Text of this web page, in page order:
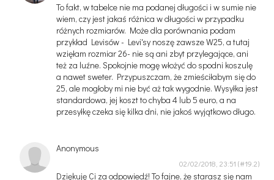
To fakt, w tabelce nie ma podanej długości i w sumie nie
wiem, czy jest jakaś różnica w długości w przypadku
różnych rozmiarów. Może dla porównania podam
przykład Levisów - Levi'sy noszę zawsze W25, a tutaj
wzięłam rozmiar 26- nie są ani zbyt przylegające, ani
też za luźne. Spokojnie mogę włożyć do spodni koszulę
a nawet sweter. Przypuszczam, że zmieściłabym się do
25, ale mogłoby mi nie być aż tak wygodnie. Wysyłka jest
standardowa, jej koszt to chyba 4 lub 5 euro, a na
przesyłkę czeka się kilka dni, nie jakoś wyjątkowo długo.
Anonymous
02/02/2018, 23:51
Dziękuję Ci za odpowiedź! To fajne, że starasz się nam